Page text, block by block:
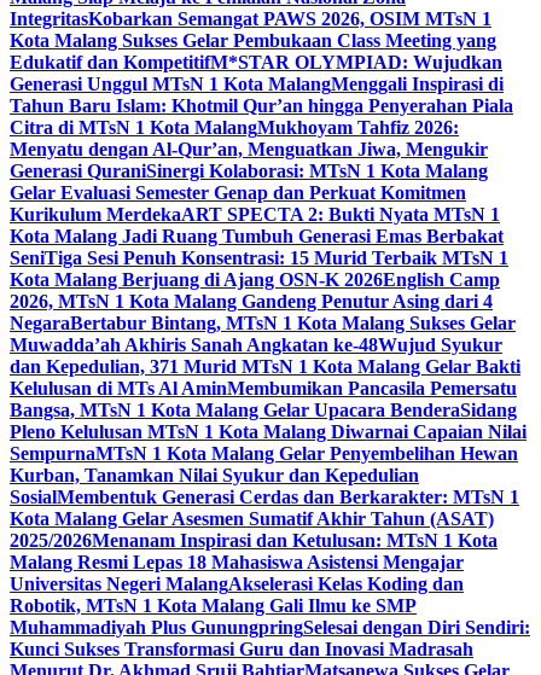
IntegritasKobarkan Semangat PAWS 2026, OSIM MTsN 1
Kota Malang Sukses Gelar Pembukaan Class Meeting yang
Edukatif dan KompetitifM*STAR OLYMPIAD: Wujudkan
Generasi Unggul MTsN 1 Kota MalangMenggali Inspirasi di
Tahun Baru Islam: Khotmil Qur’an hingga Penyerahan Piala
Citra di MTsN 1 Kota MalangMukhoyam Tahfiz 2026:
Menyatu dengan Al-Qur’an, Menguatkan Jiwa, Mengukir
Generasi QuraniSinergi Kolaborasi: MTsN 1 Kota Malang
Gelar Evaluasi Semester Genap dan Perkuat Komitmen
Kurikulum MerdekaART SPECTA 2: Bukti Nyata MTsN 1
Kota Malang Jadi Ruang Tumbuh Generasi Emas Berbakat
SeniTiga Sesi Penuh Konsentrasi: 15 Murid Terbaik MTsN 1
Kota Malang Berjuang di Ajang OSN-K 2026English Camp
2026, MTsN 1 Kota Malang Gandeng Penutur Asing dari 4
NegaraBertabur Bintang, MTsN 1 Kota Malang Sukses Gelar
Muwadda’ah Akhiris Sanah Angkatan ke-48Wujud Syukur
dan Kepedulian, 371 Murid MTsN 1 Kota Malang Gelar Bakti
Kelulusan di MTs Al AminMembumikan Pancasila Pemersatu
Bangsa, MTsN 1 Kota Malang Gelar Upacara BenderaSidang
Pleno Kelulusan MTsN 1 Kota Malang Diwarnai Capaian Nilai
SempurnaMTsN 1 Kota Malang Gelar Penyembelihan Hewan
Kurban, Tanamkan Nilai Syukur dan Kepedulian
SosialMembentuk Generasi Cerdas dan Berkarakter: MTsN 1
Kota Malang Gelar Asesmen Sumatif Akhir Tahun (ASAT)
2025/2026Menanam Inspirasi dan Ketulusan: MTsN 1 Kota
Malang Resmi Lepas 18 Mahasiswa Asistensi Mengajar
Universitas Negeri MalangAkselerasi Kelas Koding dan
Robotik, MTsN 1 Kota Malang Gali Ilmu ke SMP
Muhammadiyah Plus GunungpringSelesai dengan Diri Sendiri:
Kunci Sukses Transformasi Guru dan Inovasi Madrasah
Menurut Dr. Akhmad Sruji BahtiarMatsanewa Sukses Gelar